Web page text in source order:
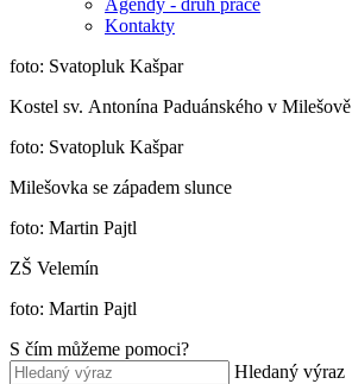
Agendy - druh práce
Kontakty
foto: Svatopluk Kašpar
Kostel sv. Antonína Paduánského v Milešově
foto: Svatopluk Kašpar
Milešovka se západem slunce
foto: Martin Pajtl
ZŠ Velemín
foto: Martin Pajtl
S čím můžeme pomoci?
Hledaný výraz